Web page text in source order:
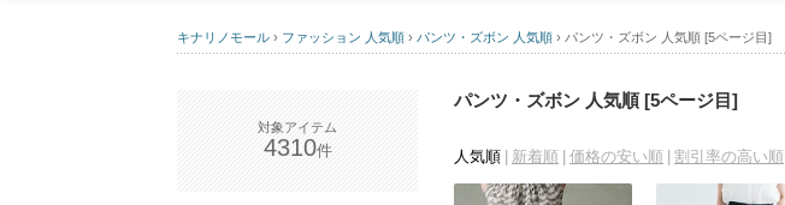
キナリノモール › ファッション 人気順 › パンツ・ズボン 人気順 › パンツ・ズボン 人気順 [5ページ目]
4310
パンツ・ズボン 人気順 [5ページ目]
人気順 新着順 価格の安い順 割引率の高い順